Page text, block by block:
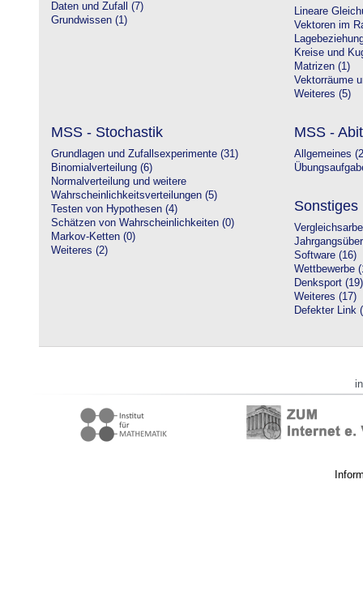
Daten und Zufall (7)
Grundwissen (1)
Lineare
Vektoren im
Kreise und
Matrizen (1)
Vektorräume
Weiteres (5)
MSS - Stochastik
Grundlagen und Zufallsexperimente (31)
Binomialverteilung (6)
Normalverteilung und weitere
Wahrscheinlichkeitsverteilungen (5)
Testen von Hypothesen (4)
Schätzen von Wahrscheinlichkeiten (0)
Markov-Ketten (0)
Weiteres (2)
MSS -
Allgemeines
Sonstiges
Software (16)
Wettbewerbe
Denksport (19)
Weiteres (17)
Defekter Link